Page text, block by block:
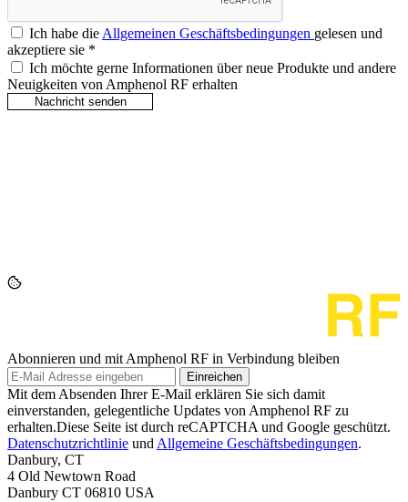
Ich habe dieAllgemeinen Geschäftsbedingungen gelesen und
akzeptiere sie *
Ich möchte gerne Informationen über neue Produkte und andere
Neuigkeiten von Amphenol RF erhalten
Abonnieren und mit Amphenol RF in Verbindung bleiben
Einreichen
Mit dem Absenden Ihrer E-Mail erklären Sie sich damit
einverstanden, gelegentliche Updates von Amphenol RF zu
erhalten.Diese Seite ist durch reCAPTCHA und Google geschützt.
Datenschutzrichtlinie und Allgemeine Geschäftsbedingungen.
Danbury, CT
4 Old Newtown Road
Danbury CT 06810 USA